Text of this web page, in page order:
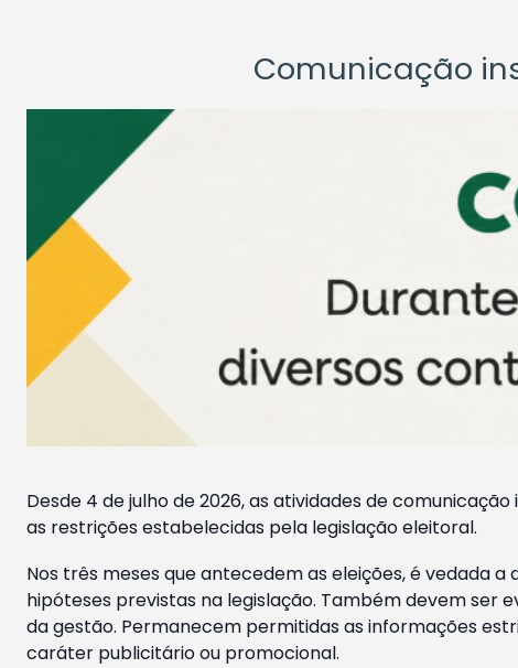
Comunicação
Desde 4 de julho de 2026, as atividades de
as restrições estabelecidas pela legislação eleitoral.
Nos três meses que antecedem as eleições, é vedada
hipóteses previstas na legislação. Também devem ser
da gestão. Permanecem permitidas as informações
caráter publicitário ou promocional.